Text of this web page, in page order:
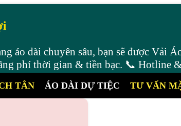
áo dài chuyên sâu, bạn sẽ được Vải
phí thời gian & tiền bạc. 📞 Hotline
TÂN ÁO DÀI DỰ TIỆC TƯ VẤN